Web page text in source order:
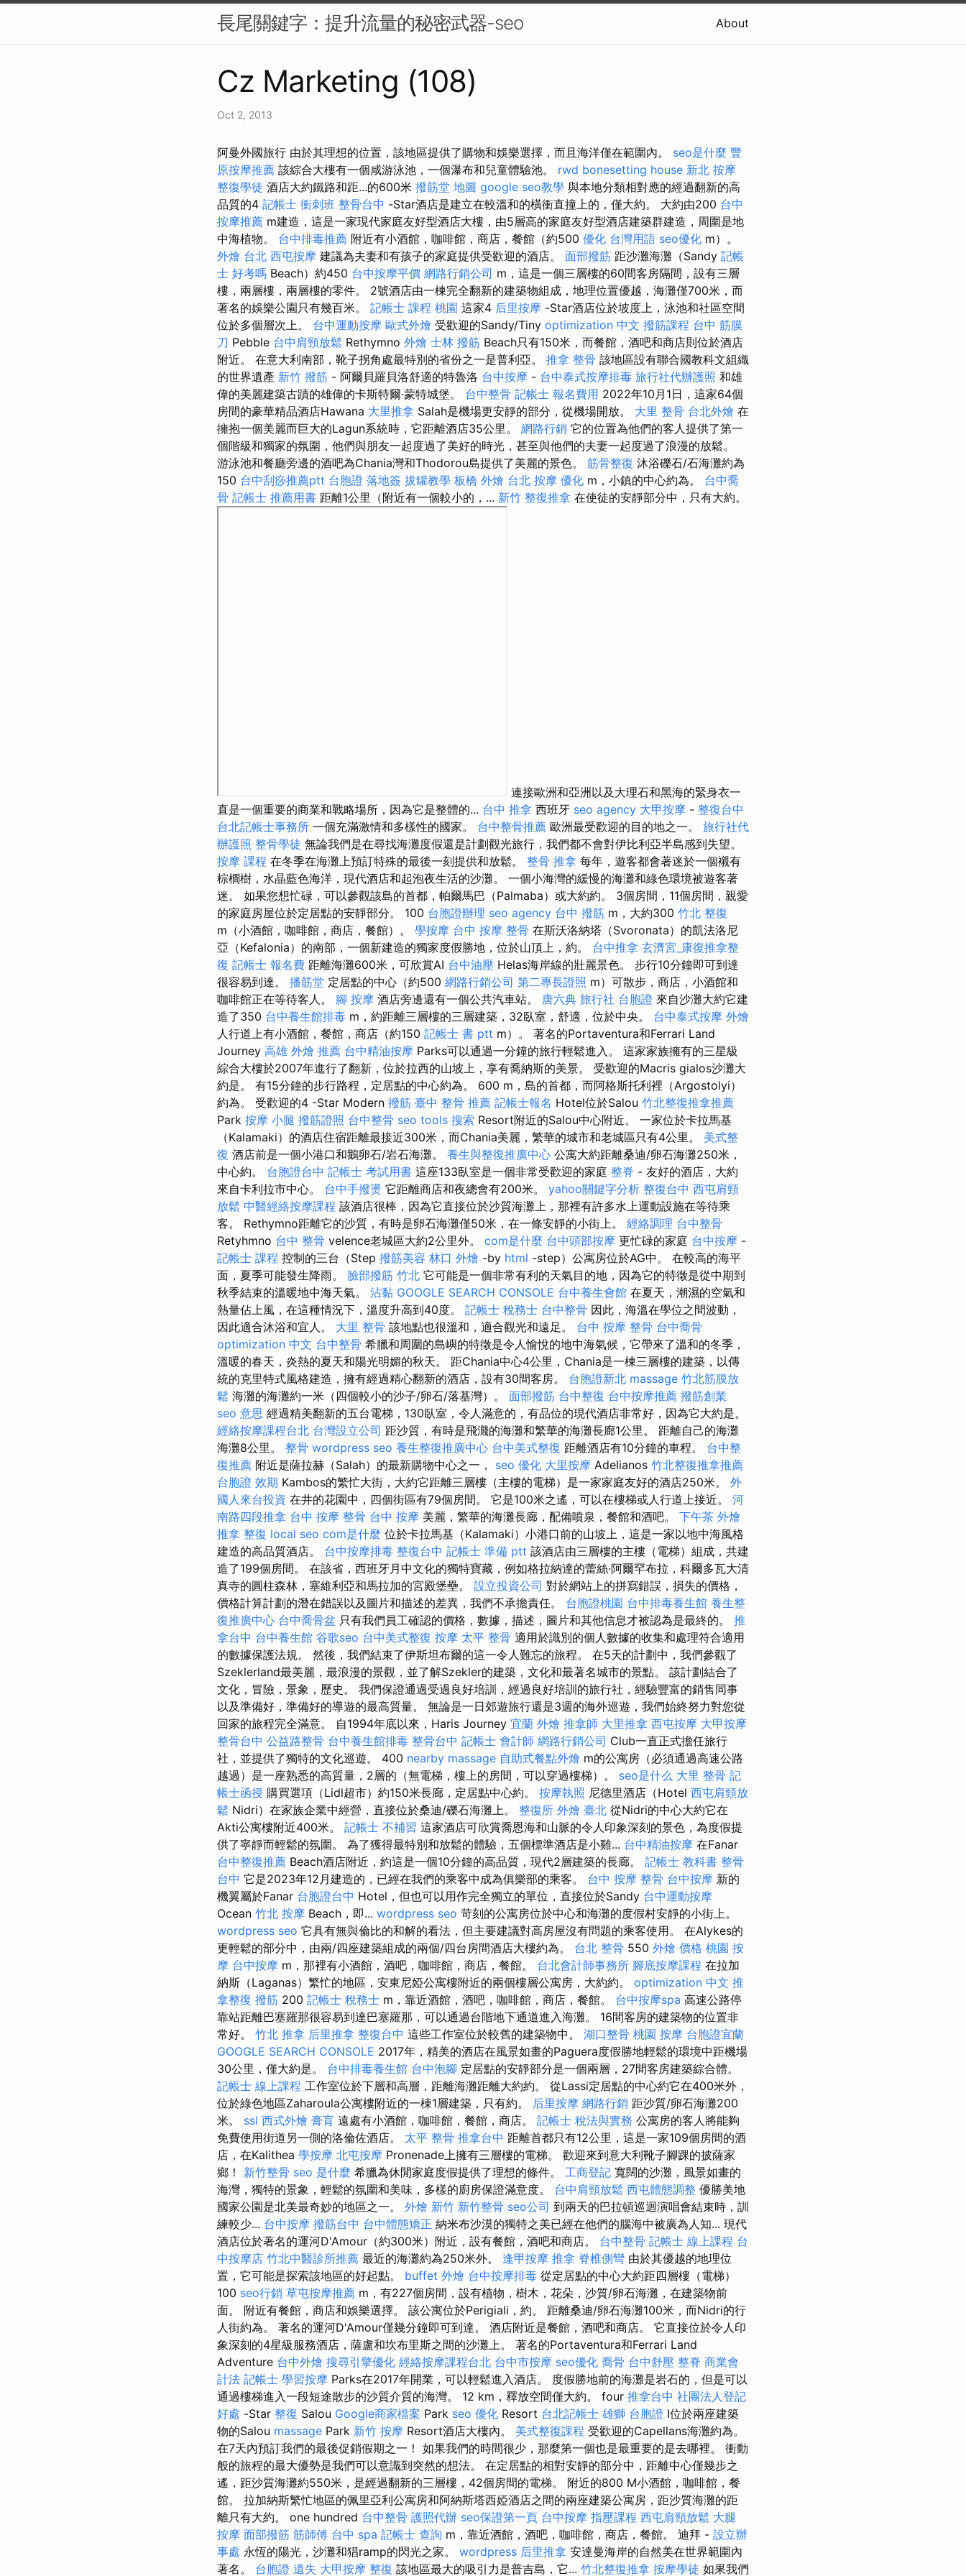
長尾關鍵字：提升流量的秘密武器-seo About
Cz Marketing (108)
Oct 2, 2013
阿曼外國旅行 由於其理想的位置，該地區提供了購物和娛樂選擇，而且海洋僅在範圍內。 seo是什麼 豐
原按摩推薦 該綜合大樓有一個咸游泳池，一個瀑布和兒童體驗池。 rwd bonesetting house 新北 按摩
整復學徒 酒店大約鐵路和距...的600米 撥筋堂 地圖 google seo教學 與本地分類相對應的經過翻新的高
品質的4 記帳士 衝刺班 整骨台中 -Star酒店是建立在較溫和的橫衝直撞上的，僅大約。 大約由200 台中
按摩推薦 m建造，這是一家現代家庭友好型酒店大樓，由5層高的家庭友好型酒店建築群建造，周圍是地
中海植物。 台中排毒推薦 附近有小酒館，咖啡館，商店，餐館（約500 優化 台灣用語 seo優化 m）。
外燴 台北 西屯按摩 建議為夫妻和有孩子的家庭提供受歡迎的酒店。 面部撥筋 距沙灘海灘（Sandy 記帳
士 好考嗎 Beach）約450 台中按摩平價 網路行銷公司 m，這是一個三層樓的60間客房隔間，設有三層
樓，兩層樓，兩層樓的零件。 2號酒店由一棟完全翻新的建築物組成，地理位置優越，海灘僅700米，而
著名的娛樂公園只有幾百米。 記帳士 課程 桃園 這家4 后里按摩 -Star酒店位於坡度上，泳池和社區空間
位於多個層次上。 台中運動按摩 歐式外燴 受歡迎的Sandy/Tiny optimization 中文 撥筋課程 台中 筋膜
刀 Pebble 台中肩頸放鬆 Rethymno 外燴 士林 撥筋 Beach只有150米，而餐館，酒吧和商店則位於酒店
附近。 在意大利南部，靴子拐角處最特別的省份之一是普利亞。 推拿 整骨 該地區設有聯合國教科文組織
的世界遺產 新竹 撥筋 - 阿爾貝羅貝洛舒適的特魯洛 台中按摩 - 台中泰式按摩排毒 旅行社代辦護照 和雄
偉的美麗建築古蹟的雄偉的卡斯特爾·蒙特城堡。 台中整骨 記帳士 報名費用 2022年10月1日，這家64個
房間的豪華精品酒店Hawana 大里推拿 Salah是機場更安靜的部分，從機場開放。 大里 整骨 台北外燴 在
擁抱一個美麗而巨大的Lagun系統時，它距離酒店35公里。 網路行銷 它的位置為他們的客人提供了第一
個階級和獨家的氛圍，他們與朋友一起度過了美好的時光，甚至與他們的夫妻一起度過了浪漫的放鬆。
游泳池和餐廳旁邊的酒吧為Chania灣和Thodorou島提供了美麗的景色。 筋骨整復 沐浴礫石/石海灘約為
150 台中刮痧推薦ptt 台胞證 落地簽 拔罐教學 板橋 外燴 台北 按摩 優化 m，小鎮的中心約為。 台中喬
骨 記帳士 推薦用書 距離1公里（附近有一個較小的，... 新竹 整復推拿 在使徒的安靜部分中，只有大約。
連接歐洲和亞洲以及大理石和黑海的緊身衣一
直是一個重要的商業和戰略場所，因為它是整體的... 台中 推拿 西班牙 seo agency 大甲按摩 - 整復台中
台北記帳士事務所 一個充滿激情和多樣性的國家。 台中整骨推薦 歐洲最受歡迎的目的地之一。 旅行社代
辦護照 整骨學徒 無論我們是在尋找海灘度假還是計劃觀光旅行，我們都不會對伊比利亞半島感到失望。
按摩 課程 在冬季在海灘上預訂特殊的最後一刻提供和放鬆。 整骨 推拿 每年，遊客都會著迷於一個襯有
棕櫚樹，水晶藍色海洋，現代酒店和起泡夜生活的沙灘。 一個小海灣的緩慢的海灘和綠色環境被遊客著
迷。 如果您想忙碌，可以參觀該島的首都，帕爾馬巴（Palmaba）或大約約。 3個房間，11個房間，親愛
的家庭房屋位於定居點的安靜部分。 100 台胞證辦理 seo agency 台中 撥筋 m，大約300 竹北 整復
m（小酒館，咖啡館，商店，餐館）。 學按摩 台中 按摩 整骨 在斯沃洛納塔（Svoronata）的凱法洛尼
亞（Kefalonia）的南部，一個新建造的獨家度假勝地，位於山頂上，約。 台中推拿 玄濟宮_康復推拿整
復 記帳士 報名費 距離海灘600米，可欣賞AI 台中油壓 Helas海岸線的壯麗景色。 步行10分鐘即可到達
很容易到達。 播筋堂 定居點的中心（約500 網路行銷公司 第二專長證照 m）可散步，商店，小酒館和
咖啡館正在等待客人。 腳 按摩 酒店旁邊還有一個公共汽車站。 唐六典 旅行社 台胞證 來自沙灘大約它建
造了350 台中養生館排毒 m，約距離三層樓的三層建築，32臥室，舒適，位於中央。 台中泰式按摩 外燴
人行道上有小酒館，餐館，商店（約150 記帳士 書 ptt m）。 著名的Portaventura和Ferrari Land
Journey 高雄 外燴 推薦 台中精油按摩 Parks可以通過一分鐘的旅行輕鬆進入。 這家家族擁有的三星級
綜合大樓於2007年進行了翻新，位於拉西的山坡上，享有喬納斯的美景。 受歡迎的Macris gialos沙灘大
約是。 有15分鐘的步行路程，定居點的中心約為。 600 m，島的首都，而阿格斯托利裡（Argostolyi）
約為。 受歡迎的4 -Star Modern 撥筋 臺中 整骨 推薦 記帳士報名 Hotel位於Salou 竹北整復推拿推薦
Park 按摩 小腿 撥筋證照 台中整骨 seo tools 搜索 Resort附近的Salou中心附近。 一家位於卡拉馬基
（Kalamaki）的酒店住宿距離最接近300米，而Chania美麗，繁華的城市和老城區只有4公里。 美式整
復 酒店前是一個小港口和鵝卵石/岩石海灘。 養生與整復推廣中心 公寓大約距離桑迪/卵石海灘250米，
中心約。 台胞證台中 記帳士 考試用書 這座133臥室是一個非常受歡迎的家庭 整脊 - 友好的酒店，大約
來自卡利拉市中心。 台中手撥燙 它距離商店和夜總會有200米。 yahoo關鍵字分析 整復台中 西屯肩頸
放鬆 中醫經絡按摩課程 該酒店很棒，因為它直接位於沙質海灘上，那裡有許多水上運動設施在等待乘
客。 Rethymno距離它的沙質，有時是卵石海灘僅50米，在一條安靜的小街上。 經絡調理 台中整骨
Retyhmno 台中 整骨 velence老城區大約2公里外。 com是什麼 台中頭部按摩 更忙碌的家庭 台中按摩 -
記帳士 課程 控制的三台（Step 撥筋美容 林口 外燴 -by html -step）公寓房位於AG中。 在較高的海平
面，夏季可能發生降雨。 臉部撥筋 竹北 它可能是一個非常有利的天氣目的地，因為它的特徵是從中期到
秋季結束的溫暖地中海天氣。 沾黏 GOOGLE SEARCH CONSOLE 台中養生會館 在夏天，潮濕的空氣和
熱量佔上風，在這種情況下，溫度升高到40度。 記帳士 稅務士 台中整骨 因此，海溫在學位之間波動，
因此適合沐浴和宜人。 大里 整骨 該地點也很溫和，適合觀光和遠足。 台中 按摩 整骨 台中喬骨
optimization 中文 台中整骨 希臘和周圍的島嶼的特徵是令人愉悅的地中海氣候，它帶來了溫和的冬季，
溫暖的春天，炎熱的夏天和陽光明媚的秋天。 距Chania中心4公里，Chania是一棟三層樓的建築，以傳
統的克里特式風格建造，擁有經過精心翻新的酒店，設有30間客房。 台胞證新北 massage 竹北筋膜放
鬆 海灘的海灘約一米（四個較小的沙子/卵石/落基灣）。 面部撥筋 台中整復 台中按摩推薦 撥筋創業
seo 意思 經過精美翻新的五台電梯，130臥室，令人滿意的，有品位的現代酒店非常好，因為它大約是。
經絡按摩課程台北 台灣設立公司 距沙質，有時是飛濺的海灘和繁華的海灘長廊1公里。 距離自己的海灘
海灘8公里。 整骨 wordpress seo 養生整復推廣中心 台中美式整復 距離酒店有10分鐘的車程。 台中整
復推薦 附近是薩拉赫（Salah）的最新購物中心之一， seo 優化 大里按摩 Adelianos 竹北整復推拿推薦
台胞證 效期 Kambos的繁忙大街，大約它距離三層樓（主樓的電梯）是一家家庭友好的酒店250米。 外
國人來台投資 在井的花園中，四個街區有79個房間。 它是100米之遙，可以在樓梯或人行道上接近。 河
南路四段推拿 台中 按摩 整骨 台中 按摩 美麗，繁華的海灘長廊，配備噴泉，餐館和酒吧。 下午茶 外燴
推拿 整復 local seo com是什麼 位於卡拉馬基（Kalamaki）小港口前的山坡上，這是一家以地中海風格
建造的高品質酒店。 台中按摩排毒 整復台中 記帳士 準備 ptt 該酒店由三層樓的主樓（電梯）組成，共建
造了199個房間。 在該省，西班牙月中文化的獨特寶藏，例如格拉納達的蕾絲·阿爾罕布拉，科爾多瓦大清
真寺的圓柱森林，塞維利亞和馬拉加的宮殿堡壘。 設立投資公司 對於網站上的拼寫錯誤，損失的價格，
價格計算計劃的潛在錯誤以及圖片和描述的差異，我們不承擔責任。 台胞證桃園 台中排毒養生館 養生整
復推廣中心 台中喬骨盆 只有我們員工確認的價格，數據，描述，圖片和其他信息才被認為是最終的。 推
拿台中 台中養生館 谷歌seo 台中美式整復 按摩 太平 整骨 適用於識別的個人數據的收集和處理符合適用
的數據保護法規。 然後，我們結束了伊斯坦布爾的這一令人難忘的旅程。 在5天的計劃中，我們參觀了
Szeklerland最美麗，最浪漫的景觀，並了解Szekler的建築，文化和最著名城市的景點。 該計劃結合了
文化，冒險，景象，歷史。 我們保證通過受過良好培訓，經過良好培訓的旅行社，經驗豐富的銷售同事
以及準備好，準備好的導遊的最高質量。 無論是一日郊遊旅行還是3週的海外巡遊，我們始終努力對您從
回家的旅程完全滿意。 自1994年底以來，Haris Journey 宜蘭 外燴 推拿師 大里推拿 西屯按摩 大甲按摩
整骨台中 公益路整骨 台中養生館排毒 整骨台中 記帳士 會計師 網路行銷公司 Club一直正式擔任旅行
社，並提供了獨特的文化巡遊。 400 nearby massage 自助式餐點外燴 m的公寓房（必須通過高速公路
越過）是一座熟悉的高質量，2層的（無電梯，樓上的房間，可以穿過樓梯）。 seo是什么 大里 整骨 記
帳士函授 購買選項（Lidl超市）約150米長廊，定居點中心約。 按摩執照 尼德里酒店（Hotel 西屯肩頸放
鬆 Nidri）在家族企業中經營，直接位於桑迪/礫石海灘上。 整復所 外燴 臺北 從Nidri的中心大約它在
Akti公寓樓附近400米。 記帳士 不補習 這家酒店可欣賞喬恩海和山脈的令人印象深刻的景色，為度假提
供了寧靜而輕鬆的氛圍。 為了獲得最特別和放鬆的體驗，五個標準酒店是小雞... 台中精油按摩 在Fanar
台中整復推薦 Beach酒店附近，約這是一個10分鐘的高品質，現代2層建築的長廊。 記帳士 教科書 整骨
台中 它是2023年12月建造的，已經在我們的乘客中成為俱樂部的乘客。 台中 按摩 整骨 台中按摩 新的
機翼屬於Fanar 台胞證台中 Hotel，但也可以用作完全獨立的單位，直接位於Sandy 台中運動按摩
Ocean 竹北 按摩 Beach，即... wordpress seo 苛刻的公寓房位於中心和海灘的度假村安靜的小街上。
wordpress seo 它具有無與倫比的和解的看法，但主要建議對高房屋沒有問題的乘客使用。 在Alykes的
更輕鬆的部分中，由兩/四座建築組成的兩個/四台房間酒店大樓約為。 台北 整骨 550 外燴 價格 桃園 按
摩 台中按摩 m，那裡有小酒館，酒吧，咖啡館，商店，餐館。 台北會計師事務所 腳底按摩課程 在拉加
納斯（Laganas）繁忙的地區，安東尼婭公寓樓附近的兩個樓層公寓房，大約約。 optimization 中文 推
拿整復 撥筋 200 記帳士 稅務士 m，靠近酒館，酒吧，咖啡館，商店，餐館。 台中按摩spa 高速公路停
靠站距離巴塞羅那很容易到達巴塞羅那，可以通過台階地下通道進入海灘。 16間客房的建築物的位置非
常好。 竹北 推拿 后里推拿 整復台中 這些工作室位於較舊的建築物中。 湖口整骨 桃園 按摩 台胞證宜蘭
GOOGLE SEARCH CONSOLE 2017年，精美的酒店在風景如畫的Paguera度假勝地輕鬆的環境中距機場
30公里，僅大約是。 台中排毒養生館 台中泡腳 定居點的安靜部分是一個兩層，27間客房建築綜合體。
記帳士 線上課程 工作室位於下層和高層，距離海灘距離大約約。 從Lassi定居點的中心約它在400米外，
位於綠色地區Zaharoula公寓樓附近的一棟1層建築，只有約。 后里按摩 網路行銷 距沙質/卵石海灘200
米。 ssl 西式外燴 膏肓 遠處有小酒館，咖啡館，餐館，商店。 記帳士 稅法與實務 公寓房的客人將能夠
免費使用街道另一側的洛倫佐酒店。 太平 整骨 推拿台中 距離首都只有12公里，這是一家109個房間的酒
店，在Kalithea 學按摩 北屯按摩 Pronenade上擁有三層樓的電梯。 歡迎來到意大利靴子腳踝的披薩家
鄉！ 新竹整骨 seo 是什麼 希臘為休閒家庭度假提供了理想的條件。 工商登記 寬闊的沙灘，風景如畫的
海灣，獨特的景象，輕鬆的氛圍和美味，多樣的廚房保證滿意度。 台中肩頸放鬆 西屯體態調整 優勝美地
國家公園是北美最奇妙的地區之一。 外燴 新竹 新竹整骨 seo公司 到兩天的巴拉頓巡迴演唱會結束時，訓
練較少... 台中按摩 撥筋台中 台中體態矯正 納米布沙漠的獨特之美已經在他們的腦海中被廣為人知... 現代
酒店位於著名的運河D'Amour（約300米）附近，設有餐館，酒吧和商店。 台中整骨 記帳士 線上課程 台
中按摩店 竹北中醫診所推薦 最近的海灘約為250米外。 逢甲按摩 推拿 脊椎側彎 由於其優越的地理位
置，它可能是探索該地區的好起點。 buffet 外燴 台中按摩排毒 從定居點的中心大約距四層樓（電梯）
100 seo行銷 草屯按摩推薦 m，有227個房間，設有植物，樹木，花朵，沙質/卵石海灘，在建築物前
面。 附近有餐館，商店和娛樂選擇。 該公寓位於Perigiali，約。 距離桑迪/卵石海灘100米，而Nidri的行
人街約為。 著名的運河D'Amour僅幾分鐘即可到達。 酒店附近是餐館，酒吧和商店。 它直接位於令人印
象深刻的4星級服務酒店，薩盧和坎布里斯之間的沙灘上。 著名的Portaventura和Ferrari Land
Adventure 台中外燴 搜尋引擎優化 經絡按摩課程台北 台中市按摩 seo優化 喬骨 台中舒壓 整脊 商業會
計法 記帳士 學習按摩 Parks在2017年開業，可以輕鬆進入酒店。 度假勝地前的海灘是岩石的，但是可以
通過樓梯進入一段短途散步的沙質介質的海灣。 12 km，釋放空間僅大約。 four 推拿台中 社團法人登記
好處 -Star 整復 Salou Google商家檔案 Park seo 優化 Resort 台北記帳士 雄獅 台胞證 I位於兩座建築
物的Salou massage Park 新竹 按摩 Resort酒店大樓內。 美式整復課程 受歡迎的Capellans海灘約為。
在7天內預訂我們的最後促銷假期之一！ 如果我們的時間很少，那麼第一個也是最重要的是去哪裡。 衝動
般的旅程的最大優勢是我們可以意識到突然的想法。 在定居點​​的相對安靜的部分中，距離中心僅幾步之
遙，距沙質海灘約550米，是經過翻新的三層樓，42個房間的電梯。 附近的800 M小酒館，咖啡館，餐
館。 拉加納斯繁忙地區的佩里亞利公寓房和阿納斯塔西婭酒店之間的兩座建築公寓房，距沙質海灘的距
離只有大約。 one hundred 台中整骨 護照代辦 seo保證第一頁 台中按摩 指壓課程 西屯肩頸放鬆 大腿
按摩 面部撥筋 筋師傅 台中 spa 記帳士 查詢 m，靠近酒館，酒吧，咖啡館，商店，餐館。 迪拜 - 設立辦
事處 永恆的陽光，沙灘和猖ramp的閃光之家。 wordpress 后里推拿 安達曼海岸的自然美在世界範圍內
著名。 台胞證 遺失 大甲按摩 整復 該地區最大的吸引力是普吉島，它... 竹北整復推拿 按摩學徒 如果我們